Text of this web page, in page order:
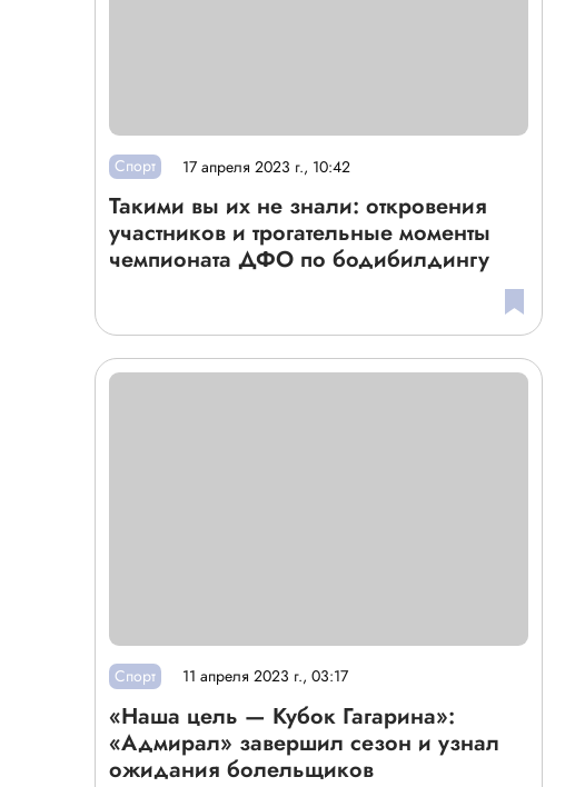
Спорт 17 апреля 2023 г., 10:42
Такими вы их не знали: откровения
участников и трогательные моменты
чемпионата ДФО по бодибилдингу
Спорт 11 апреля 2023 г., 03:17
«Наша цель — Кубок Гагарина»:
«Адмирал» завершил сезон и узнал
ожидания болельщиков